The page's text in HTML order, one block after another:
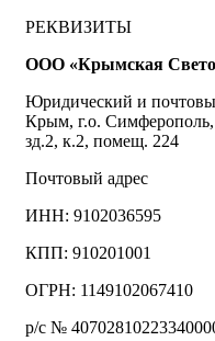
РЕКВИЗИТЫ
ООО «Крымская
Юридический и
Крым, г.о.
зд.2, к.2, помещ. 224
Почтовый адрес
ИНН: 9102036595
КПП: 910201001
ОГРН: 1149102067410
р/с №